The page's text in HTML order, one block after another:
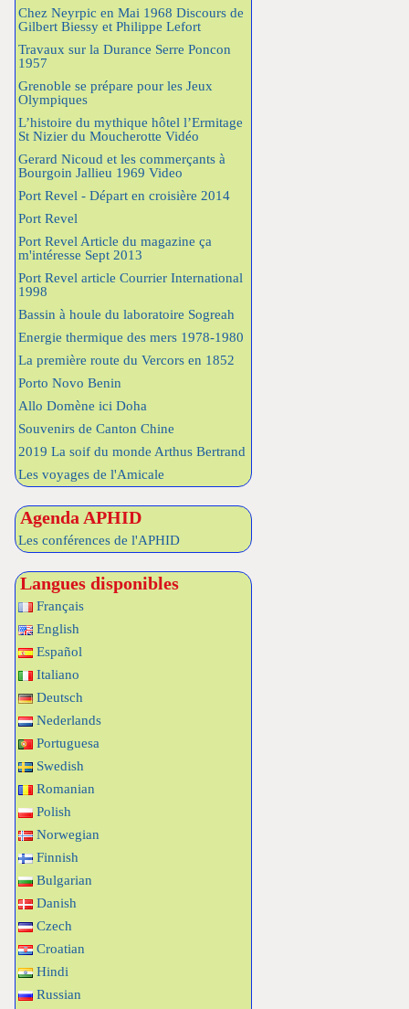
Chez Neyrpic en Mai 1968 Discours de
Gilbert Biessy et Philippe Lefort
Travaux sur la Durance Serre Poncon
1957
Grenoble se prépare pour les Jeux
Olympiques
L’histoire du mythique hôtel l’Ermitage
St Nizier du Moucherotte Vidéo
Gerard Nicoud et les commerçants à
Bourgoin Jallieu 1969 Video
Port Revel - Départ en croisière 2014
Port Revel
Port Revel Article du magazine ça
m'intéresse Sept 2013
Port Revel article Courrier International
1998
Bassin à houle du laboratoire Sogreah
Energie thermique des mers 1978-1980
La première route du Vercors en 1852
Porto Novo Benin
Allo Domène ici Doha
Souvenirs de Canton Chine
2019 La soif du monde Arthus Bertrand
Les voyages de l'Amicale
Agenda APHID
Les conférences de l'APHID
Langues disponibles
Français
English
Español
Italiano
Deutsch
Nederlands
Portuguesa
Swedish
Romanian
Polish
Norwegian
Finnish
Bulgarian
Danish
Czech
Croatian
Hindi
Russian